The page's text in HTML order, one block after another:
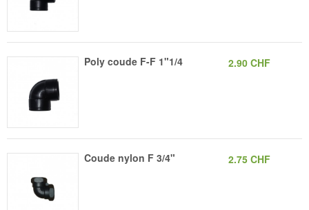
Poly coude F-F 1"1/4 2.90 CHF
Coude nylon F 3/4" 2.75 CHF